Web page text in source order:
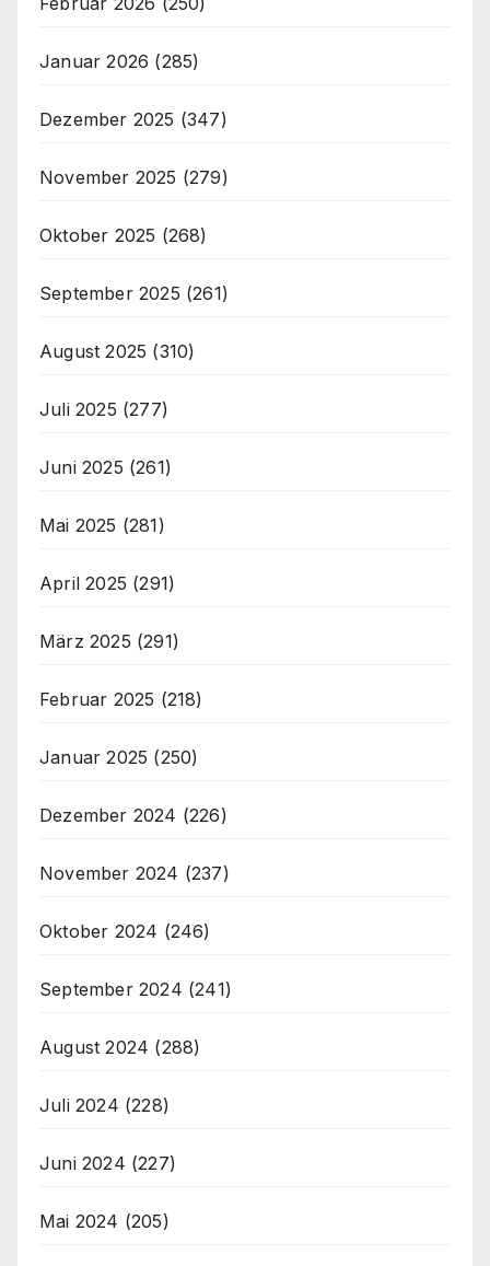
Januar 2026 (285)
Dezember 2025 (347)
November 2025 (279)
Oktober 2025 (268)
September 2025 (261)
August 2025 (310)
Juli 2025 (277)
Juni 2025 (261)
Mai 2025 (281)
April 2025 (291)
März 2025 (291)
Februar 2025 (218)
Januar 2025 (250)
Dezember 2024 (226)
November 2024 (237)
Oktober 2024 (246)
September 2024 (241)
August 2024 (288)
Juli 2024 (228)
Juni 2024 (227)
Mai 2024 (205)